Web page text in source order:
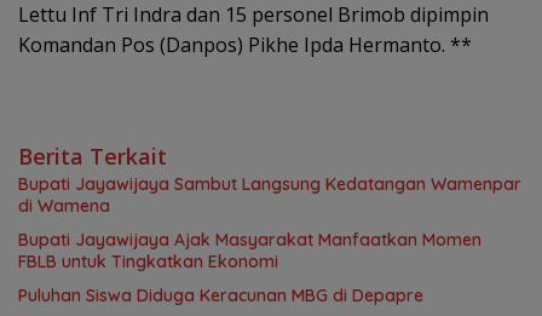
Lettu Inf Tri Indra dan 15 personel Brimob dipimpin
Komandan Pos (Danpos) Pikhe Ipda Hermanto. **
Berita Terkait
Bupati Jayawijaya Sambut Langsung Kedatangan Wamenpar
di Wamena
Bupati Jayawijaya Ajak Masyarakat Manfaatkan Momen
FBLB untuk Tingkatkan Ekonomi
Puluhan Siswa Diduga Keracunan MBG di Depapre